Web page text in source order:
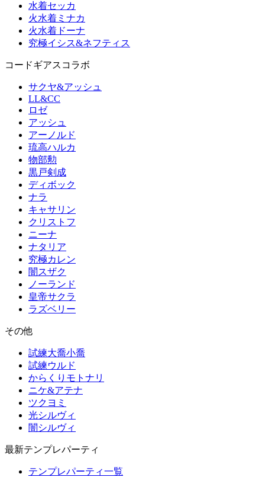
水着セッカ
火水着ミナカ
火水着ドーナ
究極イシス&ネフティス
コードギアスコラボ
サクヤ&アッシュ
LL&CC
ロゼ
アッシュ
アーノルド
琉高ハルカ
物部勲
黒戸剣成
ディボック
ナラ
キャサリン
クリストフ
ニーナ
ナタリア
究極カレン
闇スザク
ノーランド
皇帝サクラ
ラズベリー
その他
試練大喬小喬
試練ウルド
からくりモトナリ
ニケ&アテナ
ツクヨミ
光シルヴィ
闇シルヴィ
最新テンプレパーティ
テンプレパーティ一覧